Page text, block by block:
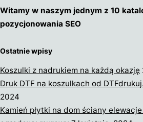
Witamy w naszym jednym z 10
pozycjonowania SEO
Ostatnie wpisy
Koszulki z nadrukiem na każdą okazję
Druk DTF na koszulkach od
2024
Kamień płytki na dom ściany